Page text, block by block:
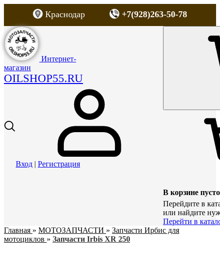
Краснодар +7(928)263-50-78
Интернет-
магазин
OILSHOP55.RU
Вход | Регистрация
В корзине пусто
Перейдите в
или найдите
Перейти в
Главная » МОТОЗАПЧАСТИ » Запчасти Ирбис для
мотоциклов » Запчасти Irbis XR 250